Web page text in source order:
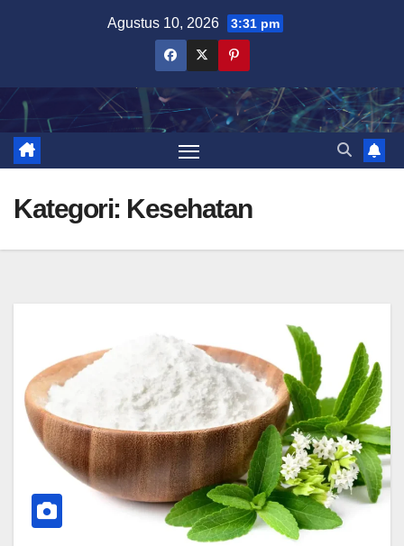
Agustus 10, 2026 3:31 pm
Kategori: Kesehatan